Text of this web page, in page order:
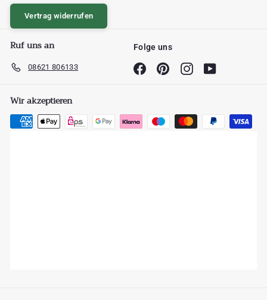
Vertrag widerrufen
Ruf uns an
08621 806133
Folge uns
FacebookPinterestInstagram
Wir akzeptieren